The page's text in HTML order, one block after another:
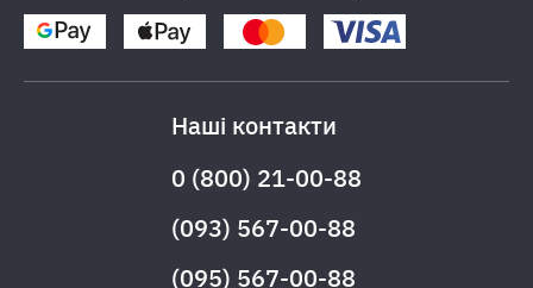
Наші контакти
0 (800) 21-00-88
(093) 567-00-88
(095) 567-00-88